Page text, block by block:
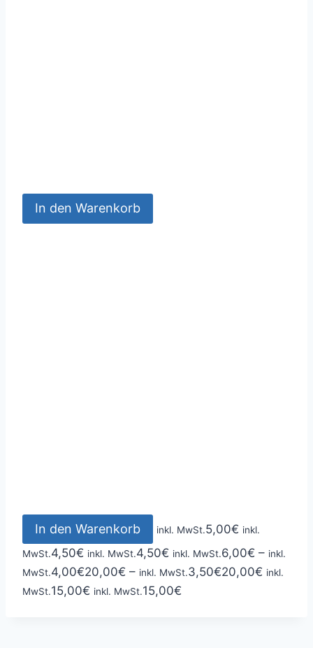
In den Warenkorb
In den Warenkorb inkl. MwSt.5,00€ inkl.
MwSt.4,50€ inkl. MwSt.4,50€ inkl. MwSt.6,00€ – inkl.
MwSt.4,00€20,00€ – inkl. MwSt.3,50€20,00€ inkl.
MwSt.15,00€ inkl. MwSt.15,00€